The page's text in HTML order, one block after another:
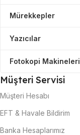
Mürekkepler
Yazıcılar
Fotokopi Makineleri
Müşteri Servisi
Müşteri Hesabı
EFT & Havale Bildirim
Banka Hesaplarımız